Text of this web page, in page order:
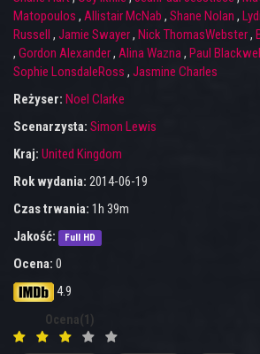
Matopoulos , Allistair McNab , Shane Nolan ,
Russell , Jamie Swayer, Nick ThomasWebster,
, Gordon Alexander, Alina Wazna, Paul
Sophie LonsdaleRoss , Jasmine Charles
Reżyser: Noel Clarke
Scenarzysta: Simon Lewis
Kraj: United Kingdom
Rok wydania: 2014-06-19
Czas trwania: 1h 39m
Jakość:
Full HD
Ocena: 0
4.9
Ocena(1)